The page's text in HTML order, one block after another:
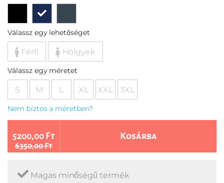
Válassz egy lehetőséget
Férfi Hölgyek
Válassz egy méretet
S M L XL XXL 3XL
Nem biztos a méretben?
5200,00 Ft
6350,00 Ft
Kosárba
Magas minőségű termék